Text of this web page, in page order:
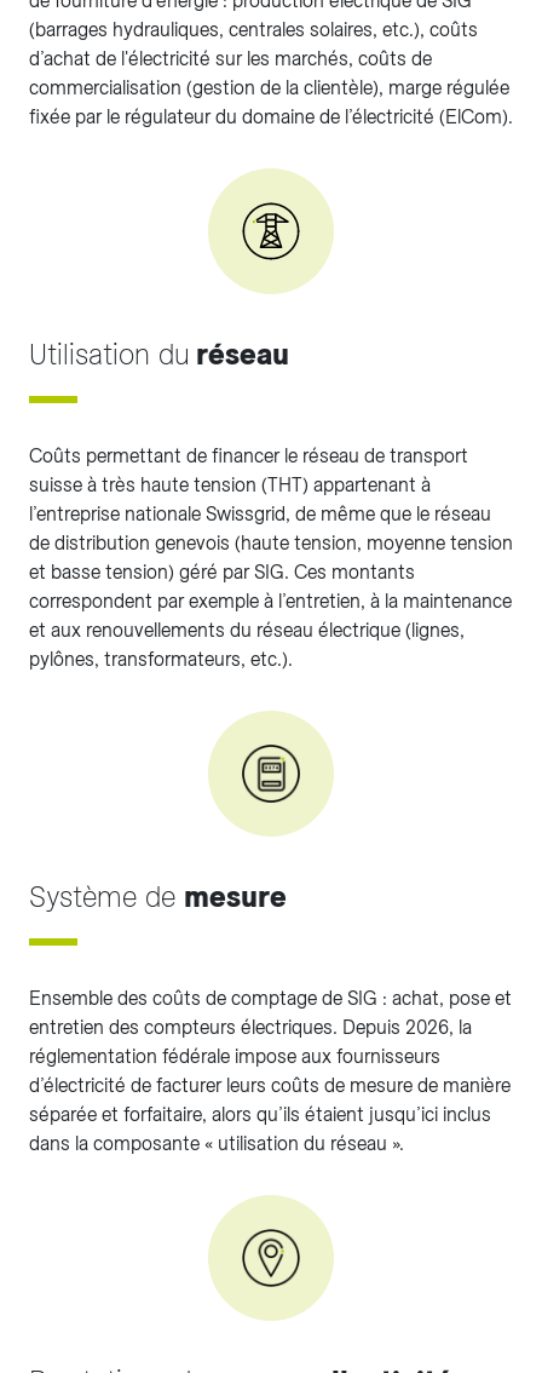
(barrages hydrauliques, centrales solaires, etc.), coûts
d’achat de l'électricité sur les marchés, coûts de
commercialisation (gestion de la clientèle), marge régulée
fixée par le régulateur du domaine de l’électricité (ElCom).
Utilisation du réseau
Coûts permettant de financer le réseau de transport
suisse à très haute tension (THT) appartenant à
l’entreprise nationale Swissgrid, de même que le réseau
de distribution genevois (haute tension, moyenne tension
et basse tension) géré par SIG. Ces montants
correspondent par exemple à l’entretien, à la maintenance
et aux renouvellements du réseau électrique (lignes,
pylônes, transformateurs, etc.).
Système de mesure
Ensemble des coûts de comptage de SIG : achat, pose et
entretien des compteurs électriques. Depuis 2026, la
réglementation fédérale impose aux fournisseurs
d’électricité de facturer leurs coûts de mesure de manière
séparée et forfaitaire, alors qu’ils étaient jusqu’ici inclus
dans la composante « utilisation du réseau ».